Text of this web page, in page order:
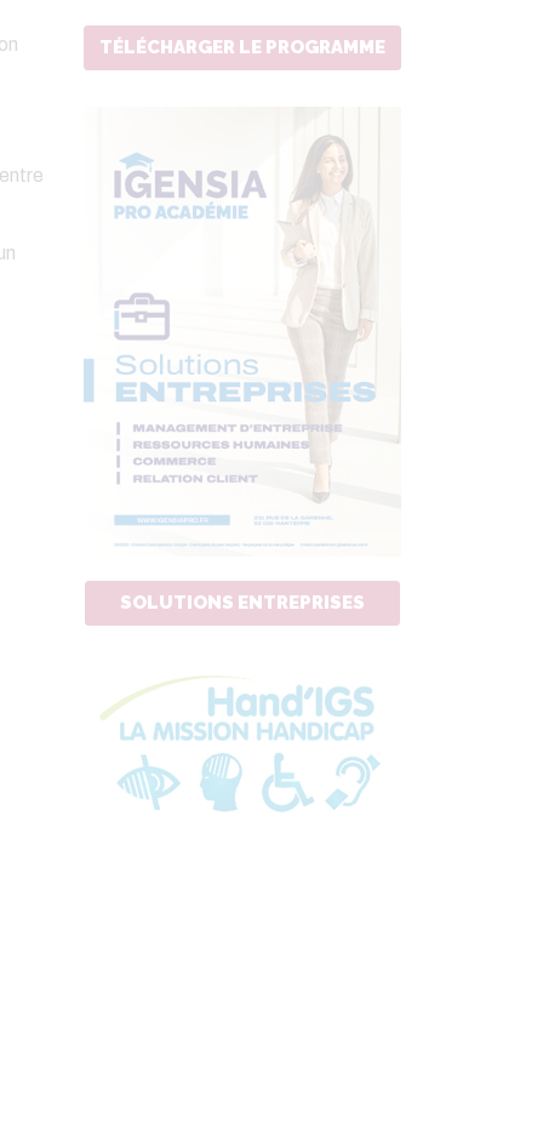
TÉLÉCHARGER LE PROGRAMME
SOLUTIONS ENTREPRISES